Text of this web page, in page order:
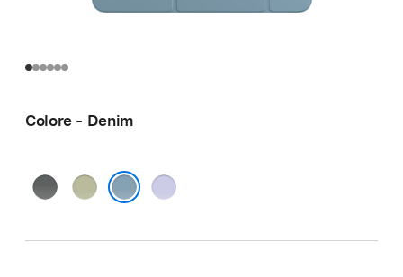
Colore - Denim
GrigioSalvia
Viola